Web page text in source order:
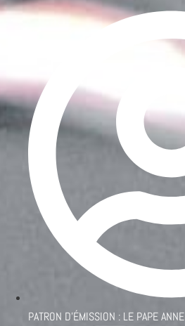
PATRON D'ÉMISSION : LE PAPE ANNE